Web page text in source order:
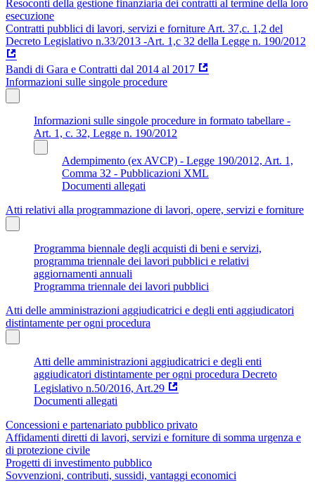
Resoconti della gestione finanziaria dei contratti al termine della loro
esecuzione
Contratti pubblici di lavori, servizi e forniture Art. 37,c. 1,2 del
Decreto Legislativo n.33/2013 -Art. 1,c 32 della Legge n. 190/2012
Bandi di Gara e Contratti dal 2014 al 2017
Informazioni sulle singole procedure
Informazioni sulle singole procedure in formato tabellare -
Art. 1, c. 32, Legge n. 190/2012
Adempimento (ex AVCP) - Legge 190/2012, Art. 1,
Comma 32 - Pubblicazioni XML
Documenti allegati
Atti relativi alla programmazione di lavori, opere, servizi e forniture
Programma biennale degli acquisti di beni e servizi,
programma triennale dei lavori pubblici e relativi
aggiornamenti annuali
Programma triennale dei lavori pubblici
Atti delle amministrazioni aggiudicatrici e degli enti aggiudicatori
distintamente per ogni procedura
Atti delle amministrazioni aggiudicatrici e degli enti
aggiudicatori distintamente per ogni procedura Decreto
Legislativo n.50/2016, Art.29
Documenti allegati
Concessioni e partenariato pubblico privato
Affidamenti diretti di lavori, servizi e forniture di somma urgenza e
di protezione civile
Progetti di investimento pubblico
Sovvenzioni, contributi, sussidi, vantaggi economici